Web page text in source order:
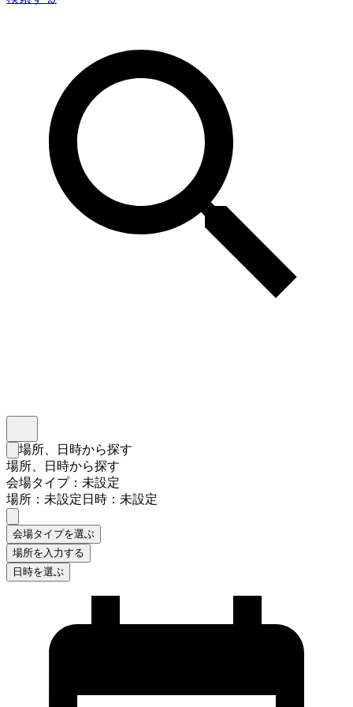
検索フォームを閉じる
場所、日時から探す
場所、日時から探す
会場タイプ：未設定
場所：未設定日時：未設定
会場タイプを選ぶ
場所を入力する
日時を選ぶ